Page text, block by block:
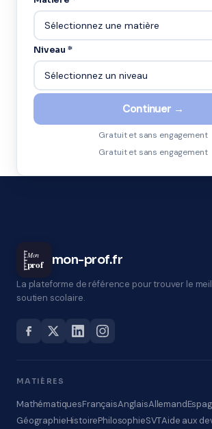
Niveau *
Continuer →
Gratuit et sans engagement
Gratuit et sans engagement
Mon
prof mon-prof.fr
La plateforme de référence pour trouver le
soutien scolaire.
MATIÈRES
MathématiquesFrançaisAnglaisAllemand
GéographieHistoirePhilosophieSVTAide aux